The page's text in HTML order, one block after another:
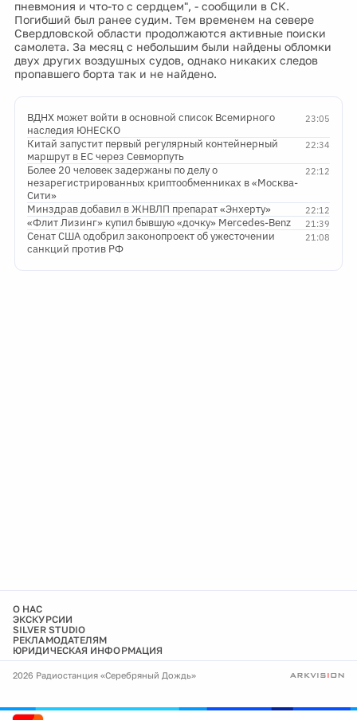
пневмония и что-то с сердцем", - сообщили в СК.
Погибший был ранее судим. Тем временем на севере
Свердловской области продолжаются активные поиски
самолета. За месяц с небольшим были найдены обломки
двух других воздушных судов, однако никаких следов
пропавшего борта так и не найдено.
23:05
ВДНХ может войти в основной список Всемирного
наследия ЮНЕСКО
22:34
Китай запустит первый регулярный контейнерный
маршрут в ЕС через Севморпуть
22:12
Более 20 человек задержаны по делу о
незарегистрированных криптообменниках в «Москва-
Сити»
22:12
Минздрав добавил в ЖНВЛП препарат «Энхерту»
21:39
«Флит Лизинг» купил бывшую «дочку» Mercedes-Benz
21:08
Сенат США одобрил законопроект об ужесточении
санкций против РФ
О НАС
ЭКСКУРСИИ
SILVER STUDIO
РЕКЛАМОДАТЕЛЯМ
ЮРИДИЧЕСКАЯ ИНФОРМАЦИЯ
2026 Радиостанция «Серебряный Дождь»